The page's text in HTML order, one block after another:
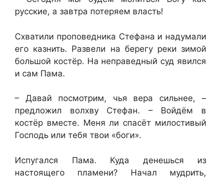
русские, а завтра потеряем власть!
Схватили проповедника Стефана и надумали
его казнить. Развели на берегу реки зимой
большой костёр. На неправедный суд явился
и сам Пама.
– Давай посмотрим, чья вера сильнее, –
предложил волхву Стефан. – Войдём в
костёр вместе. Меня ли спасёт милостивый
Господь или тебя твои «боги».
Испугался Пама. Куда денешься из
настоящего пламени? Начал мудрить,